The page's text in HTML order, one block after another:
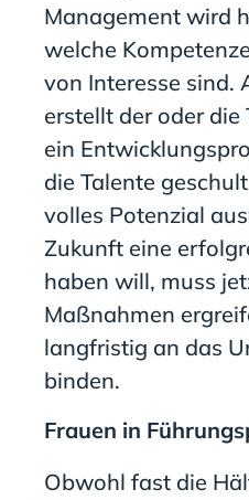
Management wird
welche
von Interesse sind.
erstellt der oder
ein
die Talente
volles Potenzial
Zukunft eine
haben will, muss
Maßnahmen
langfristig an das
binden.
Frauen in
Obwohl fast die